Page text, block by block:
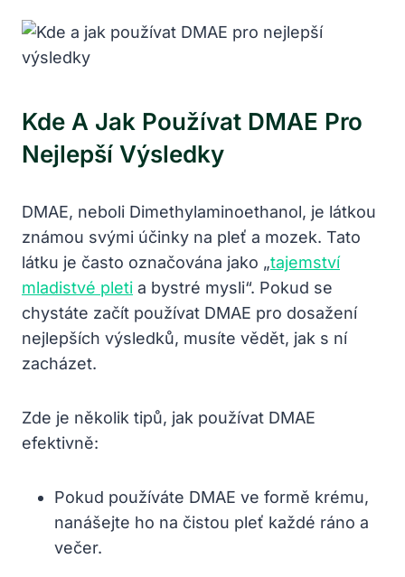
Kde A Jak Používat DMAE Pro
Nejlepší Výsledky
DMAE, neboli Dimethylaminoethanol, je látkou
známou svými účinky na pleť a mozek. Tato
látku je často označována jako „tajemství
mladistvé pleti a bystré mysli“. Pokud se
chystáte začít používat DMAE pro dosažení
nejlepších výsledků, musíte vědět, jak s ní
zacházet.
Zde je několik tipů, jak používat DMAE
efektivně:
Pokud používáte DMAE ve formě krému,
nanášejte ho na čistou pleť každé ráno a
večer.